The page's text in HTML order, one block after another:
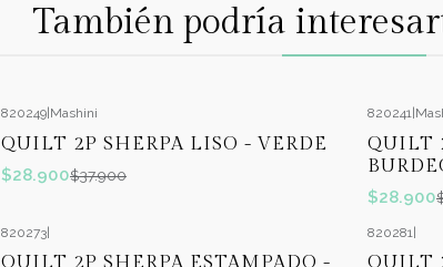
También podría
820249 Mashini
QUILT 2P SHERPA LISO - VERDE
$28.900$37.900
820241
QUILT
$28.900
820273|
QUILT 2P SHERPA ESTAMPADO -
820281|
QUILT